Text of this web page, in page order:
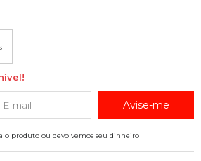
Avise-me
o produto ou devolvemos seu dinheiro